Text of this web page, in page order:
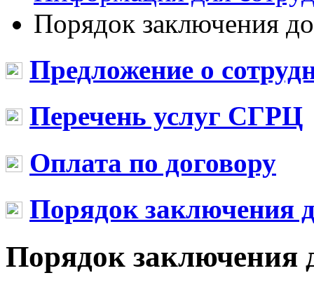
Порядок заключения
Предложение о
Перечень услуг СГРЦ
Оплата по договору
Порядок заключения
Порядок заключения